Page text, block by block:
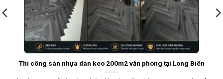
Thi công sàn nhựa dán keo 200m2 văn phòng tại Long Biên